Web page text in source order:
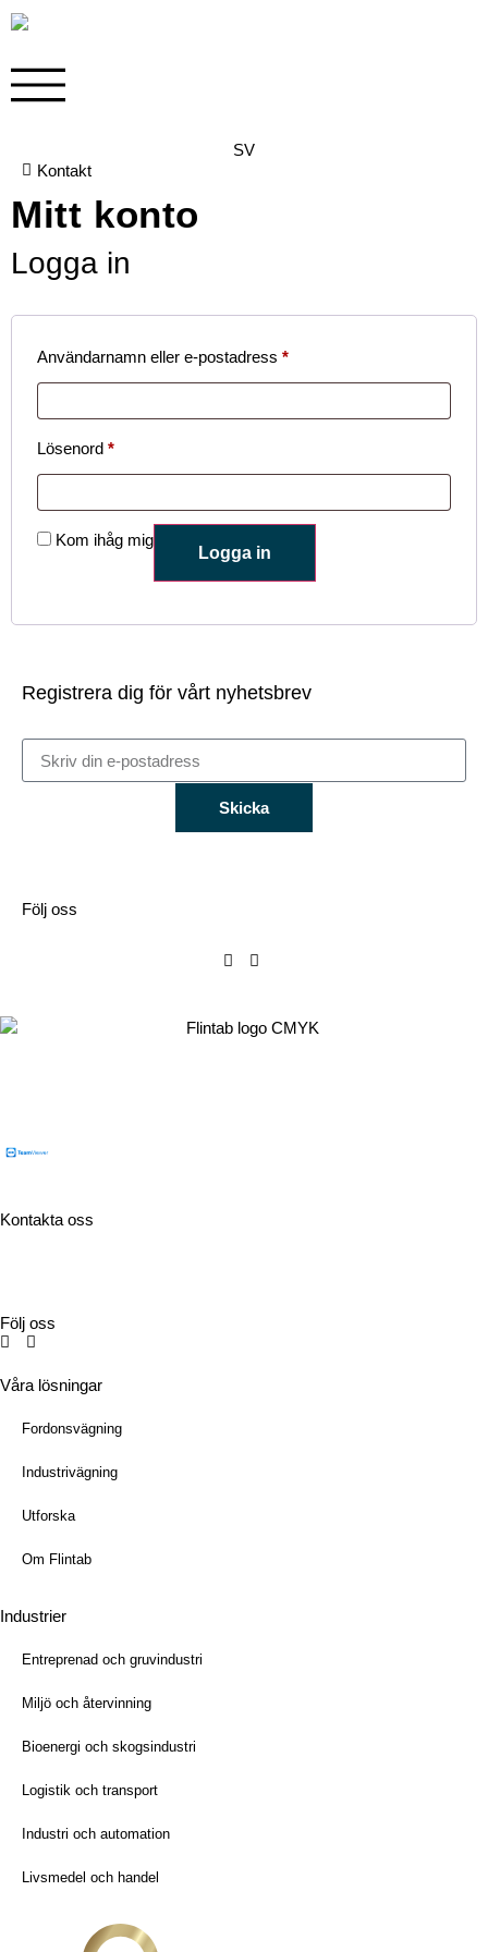
SV
Kontakt
Mitt konto
Logga in
Användarnamn eller e-postadress *
Lösenord *
Kom ihåg mig
Logga in
Registrera dig för vårt nyhetsbrev
Skicka
Följ oss
Kontakta oss
Följ oss
Våra lösningar
Fordonsvägning
Industrivägning
Utforska
Om Flintab
Industrier
Entreprenad och gruvindustri
Miljö och återvinning
Bioenergi och skogsindustri
Logistik och transport
Industri och automation
Livsmedel och handel